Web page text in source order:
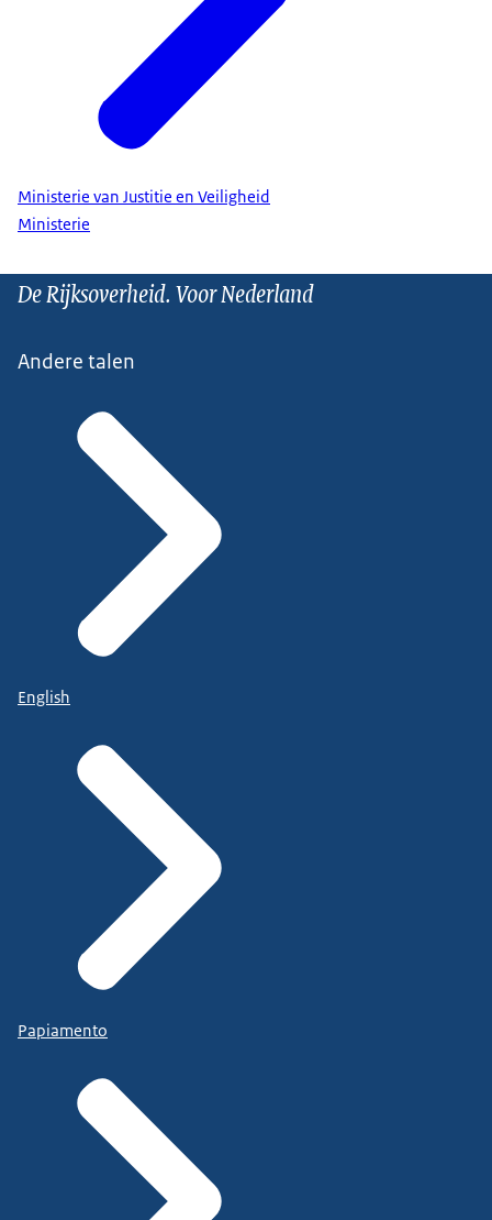
Ministerie van Justitie en Veiligheid
Ministerie
De Rijksoverheid. Voor Nederland
Andere talen
English
Papiamento